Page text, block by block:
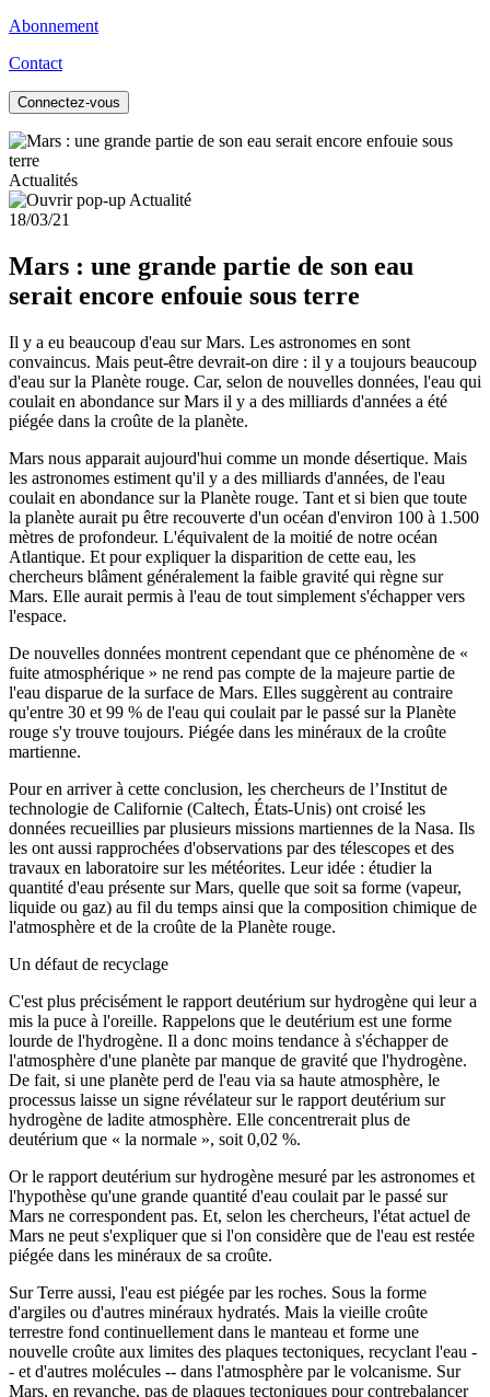
Abonnement
Contact
Connectez-vous
Actualités
18/03/21
Mars : une grande partie de son eau
serait encore enfouie sous terre
Il y a eu beaucoup d'eau sur Mars. Les astronomes en sont
convaincus. Mais peut-être devrait-on dire : il y a toujours beaucoup
d'eau sur la Planète rouge. Car, selon de nouvelles données, l'eau qui
coulait en abondance sur Mars il y a des milliards d'années a été
piégée dans la croûte de la planète.
Mars nous apparait aujourd'hui comme un monde désertique. Mais
les astronomes estiment qu'il y a des milliards d'années, de l'eau
coulait en abondance sur la Planète rouge. Tant et si bien que toute
la planète aurait pu être recouverte d'un océan d'environ 100 à 1.500
mètres de profondeur. L'équivalent de la moitié de notre océan
Atlantique. Et pour expliquer la disparition de cette eau, les
chercheurs blâment généralement la faible gravité qui règne sur
Mars. Elle aurait permis à l'eau de tout simplement s'échapper vers
l'espace.
De nouvelles données montrent cependant que ce phénomène de «
fuite atmosphérique » ne rend pas compte de la majeure partie de
l'eau disparue de la surface de Mars. Elles suggèrent au contraire
qu'entre 30 et 99 % de l'eau qui coulait par le passé sur la Planète
rouge s'y trouve toujours. Piégée dans les minéraux de la croûte
martienne.
Pour en arriver à cette conclusion, les chercheurs de l’Institut de
technologie de Californie (Caltech, États-Unis) ont croisé les
données recueillies par plusieurs missions martiennes de la Nasa. Ils
les ont aussi rapprochées d'observations par des télescopes et des
travaux en laboratoire sur les météorites. Leur idée : étudier la
quantité d'eau présente sur Mars, quelle que soit sa forme (vapeur,
liquide ou gaz) au fil du temps ainsi que la composition chimique de
l'atmosphère et de la croûte de la Planète rouge.
Un défaut de recyclage
C'est plus précisément le rapport deutérium sur hydrogène qui leur a
mis la puce à l'oreille. Rappelons que le deutérium est une forme
lourde de l'hydrogène. Il a donc moins tendance à s'échapper de
l'atmosphère d'une planète par manque de gravité que l'hydrogène.
De fait, si une planète perd de l'eau via sa haute atmosphère, le
processus laisse un signe révélateur sur le rapport deutérium sur
hydrogène de ladite atmosphère. Elle concentrerait plus de
deutérium que « la normale », soit 0,02 %.
Or le rapport deutérium sur hydrogène mesuré par les astronomes et
l'hypothèse qu'une grande quantité d'eau coulait par le passé sur
Mars ne correspondent pas. Et, selon les chercheurs, l'état actuel de
Mars ne peut s'expliquer que si l'on considère que de l'eau est restée
piégée dans les minéraux de sa croûte.
Sur Terre aussi, l'eau est piégée par les roches. Sous la forme
d'argiles ou d'autres minéraux hydratés. Mais la vieille croûte
terrestre fond continuellement dans le manteau et forme une
nouvelle croûte aux limites des plaques tectoniques, recyclant l'eau -
- et d'autres molécules -- dans l'atmosphère par le volcanisme. Sur
Mars, en revanche, pas de plaques tectoniques pour contrebalancer